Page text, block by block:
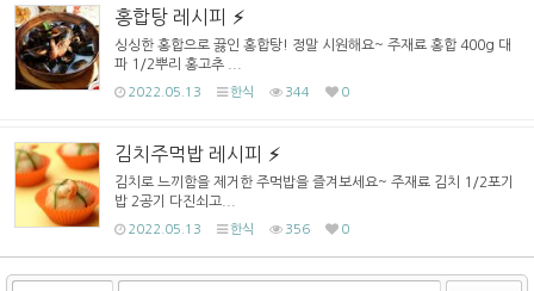
홍합탕 레시피
싱싱한 홍합으로 끓인 홍합탕! 정말 시원해요~ 주재료 홍합 400g 대
파 1/2뿌리 홍고추 ...
2022.05.13 한식 344 0
김치주먹밥 레시피
김치로 느끼함을 제거한 주먹밥을 즐겨보세요~ 주재료 김치 1/2포기
밥 2공기 다진쇠고...
2022.05.13 한식 356 0